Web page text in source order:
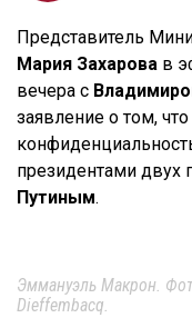
Представитель
Мария Захарова в
вечера с
заявление о том,
президентами двух
Путиным.
Эммануэль Макрон.
Dieffembacq.